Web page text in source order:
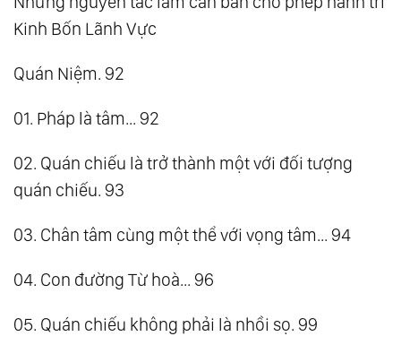
Kinh Bốn Lãnh Vực
Quán Niệm. 92
01. Pháp là tâm... 92
02. Quán chiếu là trở thành một với đối tượng
quán chiếu. 93
03. Chân tâm cùng một thể với vọng tâm... 94
04. Con đường Từ hoà... 96
05. Quán chiếu không phải là nhồi sọ. 99